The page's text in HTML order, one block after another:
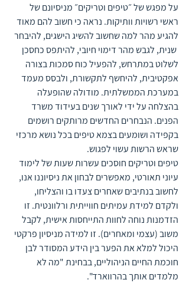
על מפגש של ״טיפים וטריקים״ מניסיונם של
ראשי רשויות וותיקות. נראה כי חשוב להם מאוד
להגיע מהר למה שחשוב להשיג הישגים, להיבחר
שנית, לגבש מהר דימוי חיובי, להיתפס כחסכן
לשלוט במתרחש, להפעיל כוח סמכות בצורה
אפקטיבית, להיחשף לתקשורת, ולבסס מעמד
במערכת הממשלתית. מודולה שהופעלה
בהצלחה על ידי לאורך שנים בעידוד משרד
הפנים. הנבחרים החדשים מרותקים רושמים
בקפידה ושומעים בצמא טיפים בכל נושא מרכזי
שראש הרשות עשוי לפגוש.
טיפים וטריקים חוסכים עשרות שעות של לימוד
עיוני תאורטי, מאפשרים לבחון את ניסיוננו אנו,
לחשוב בנתיבים שאחרים צעדו בו והצליחו,
ולקדם למידת עמיתים חווייתית ורלוונטית. זו
הזדמנות נוחה לחוות התייחסות אישית, לקבל
משוב (עצמי ומאחרים). זו למידה מניסיון פרקטי
היכול למלא את הפער בין הידע המסודר לבן
חוכמת החיים הניהוליים, בבחינת "מה לא
מלמדים אותך בהרווארד".